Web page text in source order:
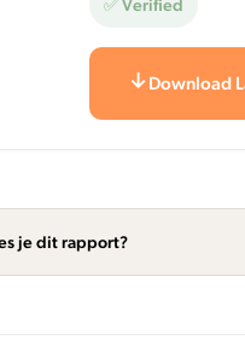
✅ Verified
Download
je dit rapport?